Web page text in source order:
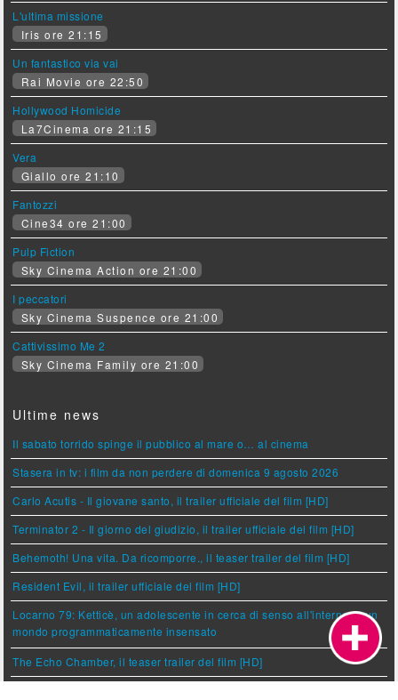
L'ultima missione
Iris ore 21:15
Un fantastico via vai
Rai Movie ore 22:50
Hollywood Homicide
La7Cinema ore 21:15
Vera
Giallo ore 21:10
Fantozzi
Cine34 ore 21:00
Pulp Fiction
Sky Cinema Action ore 21:00
I peccatori
Sky Cinema Suspence ore 21:00
Cattivissimo Me 2
Sky Cinema Family ore 21:00
Ultime news
Il sabato torrido spinge il pubblico al mare o… al cinema
Stasera in tv: i film da non perdere di domenica 9 agosto 2026
Carlo Acutis - Il giovane santo, il trailer ufficiale del film [HD]
Terminator 2 - Il giorno del giudizio, il trailer ufficiale del film [HD]
Behemoth! Una vita. Da ricomporre., il teaser trailer del film [HD]
Resident Evil, il trailer ufficiale del film [HD]
Locarno 79: Ketticè, un adolescente in cerca di senso all'interno di un
mondo programmaticamente insensato
The Echo Chamber, il teaser trailer del film [HD]